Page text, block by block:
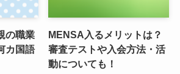
の職業
カ国語
MENSA入るメリットは？
審査テストや入会方法・活
動についても！